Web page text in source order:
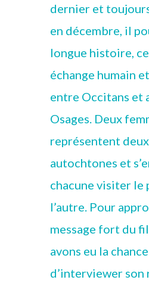
dernier et
en décembre, il
longue histoire,
échange humain
entre Occitans et
Osages. Deux
représentent
autochtones et
chacune visiter le
l’autre. Pour
message fort du
avons eu la chance
d’interviewer son